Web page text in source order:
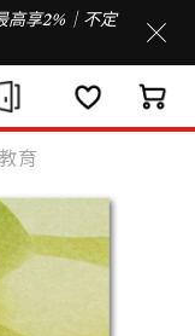
高享2%｜不定
育